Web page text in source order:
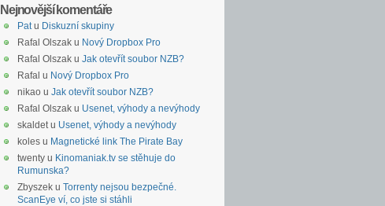
Nejnovější komentáře
Patu Diskuzní skupiny
Rafal Olszak u Nový Dropbox Pro
Rafal Olszak u Jak otevřít soubor NZB?
Rafal u Nový Dropbox Pro
nikao u Jak otevřít soubor NZB?
Rafal Olszak u Usenet, výhody a nevýhody
skaldet u Usenet, výhody a nevýhody
koles u Magnetické link The Pirate Bay
twenty u Kinomaniak.tv se stěhuje do
Rumunska?
Zbyszek u Torrenty nejsou bezpečné.
ScanEye ví, co jste si stáhli